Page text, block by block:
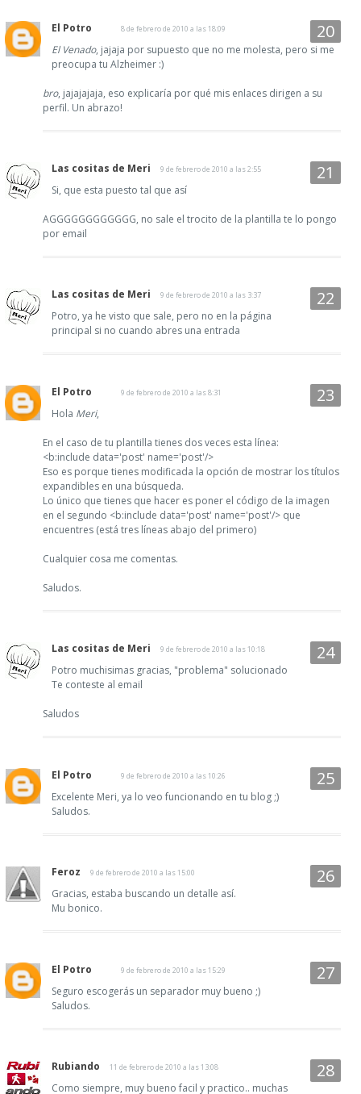
El Potro 8 de febrero de 2010 a las 18:09
El Venado, jajaja por supuesto que no me molesta, pero si me
preocupa tu Alzheimer :)
bro, jajajajaja, eso explicaría por qué mis enlaces dirigen a su
perfil. Un abrazo!
Las cositas de Meri 9 de febrero de 2010 a las 2:55
Si, que esta puesto tal que así
AGGGGGGGGGGGG, no sale el trocito de la plantilla te lo pongo
por email
Las cositas de Meri 9 de febrero de 2010 a las 3:37
Potro, ya he visto que sale, pero no en la página
principal si no cuando abres una entrada
El Potro 9 de febrero de 2010 a las 8:31
Hola Meri,
En el caso de tu plantilla tienes dos veces esta línea:
<b:include data='post' name='post'/>
Eso es porque tienes modificada la opción de mostrar los títulos
expandibles en una búsqueda.
Lo único que tienes que hacer es poner el código de la imagen
en el segundo <b:include data='post' name='post'/> que
encuentres (está tres líneas abajo del primero)
Cualquier cosa me comentas.
Saludos.
Las cositas de Meri 9 de febrero de 2010 a las 10:18
Potro muchisimas gracias, "problema" solucionado
Te conteste al email
Saludos
El Potro 9 de febrero de 2010 a las 10:26
Excelente Meri, ya lo veo funcionando en tu blog ;)
Saludos.
Feroz 9 de febrero de 2010 a las 15:00
Gracias, estaba buscando un detalle así.
Mu bonico.
El Potro 9 de febrero de 2010 a las 15:29
Seguro escogerás un separador muy bueno ;)
Saludos.
Rubiando 11 de febrero de 2010 a las 13:08
Como siempre, muy bueno facil y practico.. muchas